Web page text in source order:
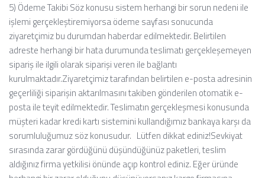
5) Ödeme Takibi Söz konusu sistem herhangi bir sorun nedeni ile
işlemi gerçekleştiremiyorsa ödeme sayfası sonucunda
ziyaretçimiz bu durumdan haberdar edilmektedir. Belirtilen
adreste herhangi bir hata durumunda teslimatı gerçekleşemeyen
sipariş ile ilgili olarak siparişi veren ile bağlantı
kurulmaktadır.Ziyaretçimiz tarafından belirtilen e-posta adresinin
geçerliliği siparişin aktarılmasını takiben gönderilen otomatik e-
posta ile teyit edilmektedir.Teslimatın gerçekleşmesi konusunda
müşteri kadar kredi kartı sistemini kullandığımız bankaya karşı da
sorumluluğumuz söz konusudur. Lütfen dikkat ediniz!Sevkiyat
sırasında zarar gördüğünü düşündüğünüz paketleri, teslim
aldığınız firma yetkilisi önünde açıp kontrol ediniz. Eğer üründe